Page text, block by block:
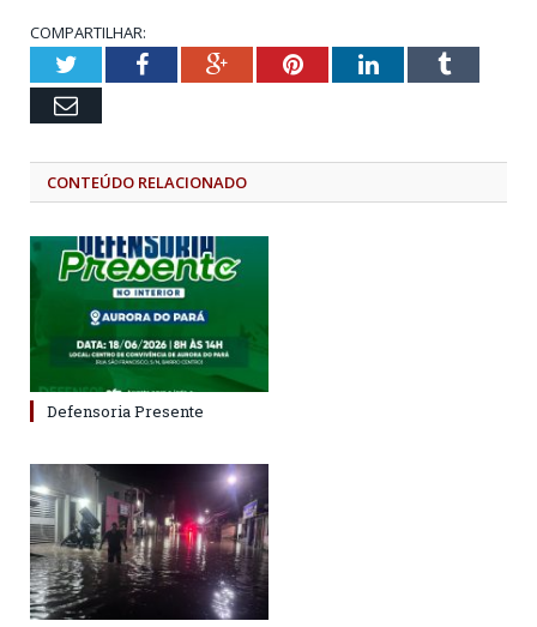
COMPARTILHAR:
TwitterFacebookGoogle+PinterestLinkedInTumblr
Email
CONTEÚDO RELACIONADO
Defensoria Presente